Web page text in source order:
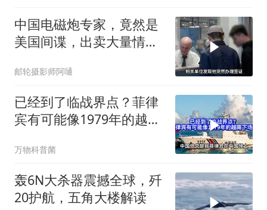
中国电磁炮专家，竟然是
美国间谍，出卖大量情
邮轮摄影师阿嗵
已经到了临战界点？菲律
宾有可能像1979年的越南
万物科普菌
轰6N大杀器震撼全球，歼
20护航，五角大楼解读